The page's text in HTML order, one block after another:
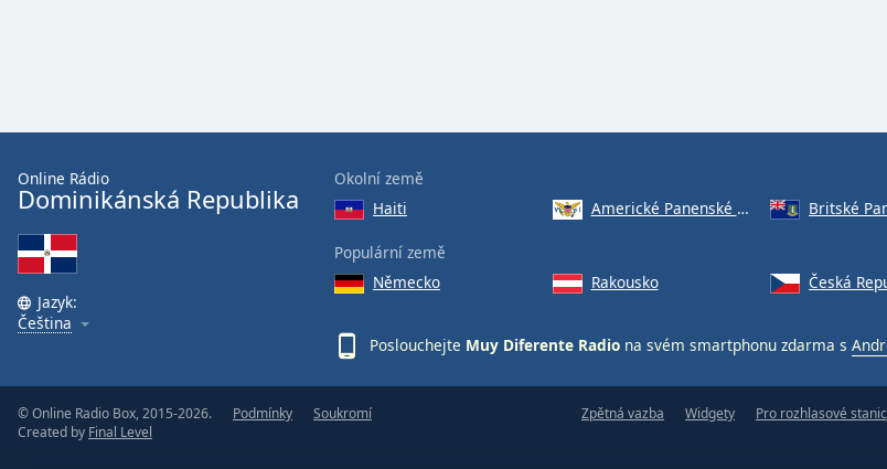
modal
Beginning
dialog
cancel
and
Online Rádio
Dominikánská Republika
Jazyk:
Čeština
Okolní země
Haiti
Americké Panenské ostrovy Britské
Populární země
Německo
Rakousko Česká
Poslouchejte Muy Diferente Radio na svém smartphonu zdarma s
© Online Radio Box, 2015-2026.
Created by Final Level
Podmínky Soukromí Zpětná vazba Widgety Pro rozhlasové